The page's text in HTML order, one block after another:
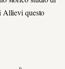
Allievi questo